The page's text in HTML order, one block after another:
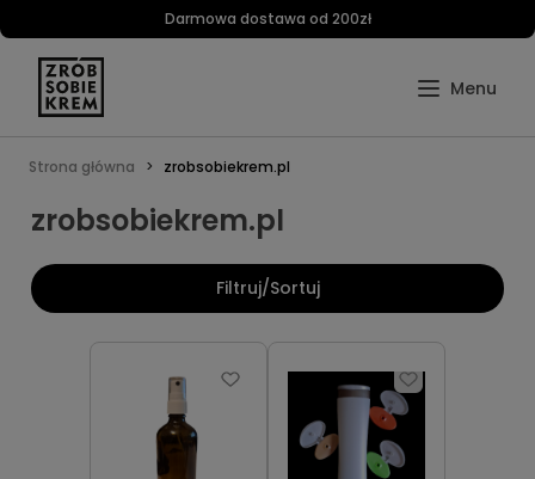
Darmowa dostawa od 200zł
Strona główna zrobsobiekrem.pl
zrobsobiekrem.pl
Filtruj/Sortuj